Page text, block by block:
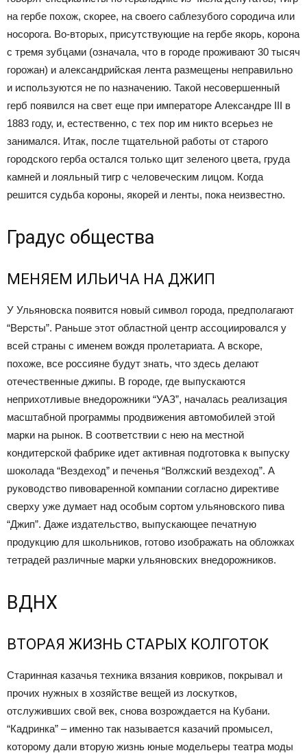
на гербе похож, скорее, на своего саблезубого сородича или
носорога. Во-вторых, присутствующие на гербе якорь, корона
с тремя зубцами (означала, что в городе проживают 30 тысяч
горожан) и александрийская лента размещены неправильно
и используются не по назначению. Такой несовершенный
герб появился на свет еще при императоре Александре III в
1883 году, и, естественно, с тех пор им никто всерьез не
занимался. Итак, после тщательной работы от старого
городского герба остался только щит зеленого цвета, груда
камней и лояльный тигр с человеческим лицом. Когда
решится судьба короны, якорей и ленты, пока неизвестно.
Градус общества
МЕНЯЕМ ИЛЬИЧА НА ДЖИП
У Ульяновска появится новый символ города, предполагают
“Версты”. Раньше этот областной центр ассоциировался у
всей страны с именем вождя пролетариата. А вскоре,
похоже, все россияне будут знать, что здесь делают
отечественные джипы. В городе, где выпускаются
неприхотливые внедорожники “УАЗ”, началась реализация
масштабной программы продвижения автомобилей этой
марки на рынок. В соответствии с нею на местной
кондитерской фабрике идет активная подготовка к выпуску
шоколада “Вездеход” и печенья “Волжский вездеход”. А
руководство пивоваренной компании согласно директиве
сверху уже думает над особым сортом ульяновского пива
“Джип”. Даже издательство, выпускающее печатную
продукцию для школьников, готово изображать на обложках
тетрадей различные марки ульяновских внедорожников.
ВДНХ
ВТОРАЯ ЖИЗНЬ СТАРЫХ КОЛГОТОК
Старинная казачья техника вязания ковриков, покрывал и
прочих нужных в хозяйстве вещей из лоскутков,
отслуживших свой век, снова возрождается на Кубани.
“Кадринка” – именно так называется казачий промысел,
которому дали вторую жизнь юные модельеры театра моды